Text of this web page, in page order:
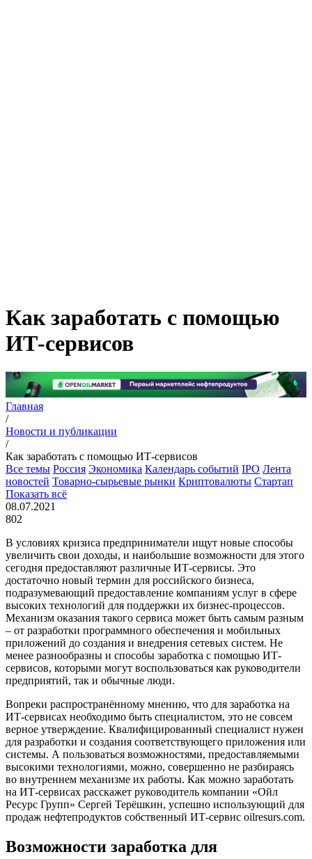
Как заработать с помощью
ИТ-сервисов
Главная
/
Новости и публикации
/
Как заработать с помощью ИТ-сервисов
Все темы Россия Экономика Календарь событий IPO Лента
новостей Товарно-сырьевые рынки Криптовалюты Стартап
Показать всё
08.07.2021
802
В условиях кризиса предприниматели ищут новые способы
увеличить свои доходы, и наибольшие возможности для этого
сегодня предоставляют различные ИТ-сервисы. Это
достаточно новый термин для российского бизнеса,
подразумевающий предоставление компаниям услуг в сфере
высоких технологий для поддержки их бизнес-процессов.
Механизм оказания такого сервиса может быть самым разным
– от разработки программного обеспечения и мобильных
приложений до создания и внедрения сетевых систем. Не
менее разнообразны и способы заработка с помощью ИТ-
сервисов, которыми могут воспользоваться как руководители
предприятий, так и обычные люди.
Вопреки распространённому мнению, что для заработка на
ИТ-сервисах необходимо быть специалистом, это не совсем
верное утверждение. Квалифицированный специалист нужен
для разработки и создания соответствующего приложения или
системы. А пользоваться возможностями, предоставляемыми
высокими технологиями, можно, совершенно не разбираясь
во внутреннем механизме их работы. Как можно заработать
на ИТ-сервисах расскажет руководитель компании «Ойл
Ресурс Групп» Сергей Терёшкин, успешно использующий для
продаж нефтепродуктов собственный ИТ-сервис oilresurs.com.
Возможности заработка для